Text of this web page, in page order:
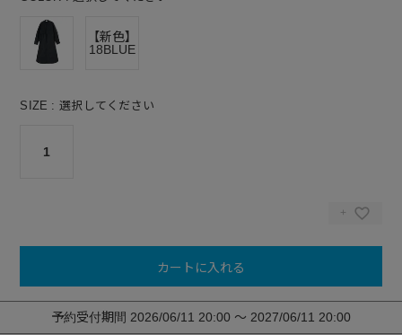
【新色】
18BLUE
SIZE 選択してください
1
カートに入れる
予約受付期間 2026/06/11 20:00 〜 2027/06/11 20:00